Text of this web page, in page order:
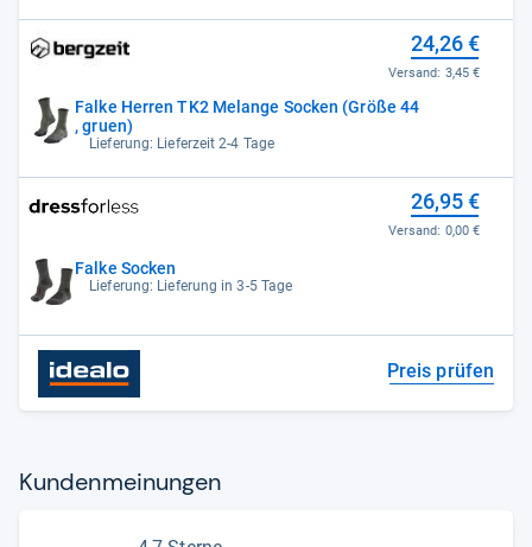
Falke Herren TK2 Melange Socken (Größe 44
, gruen)
Lieferung: Lieferzeit 2-4 Tage
24,26 €
Versand: 3,45 €
Falke Socken
Lieferung: Lieferung in 3-5 Tage
26,95 €
Versand: 0,00 €
Preis prüfen
Kun­den­mei­nun­gen